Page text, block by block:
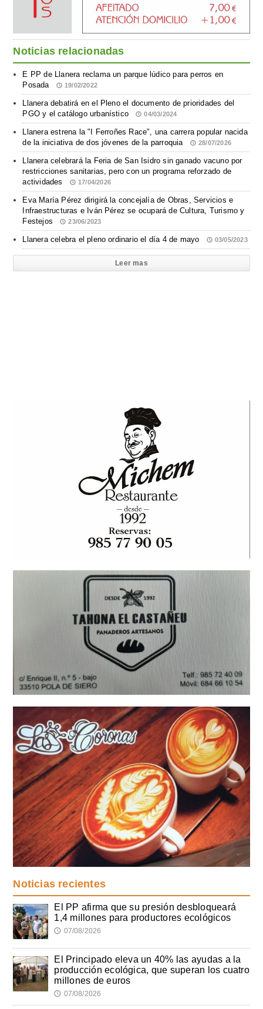
Noticias relacionadas
E PP de Llanera reclama un parque lúdico para perros en
Posada
19/02/2022
Llanera debatirá en el Pleno el documento de prioridades del
PGO y el catálogo urbanístico
04/03/2024
Llanera estrena la "I Ferroñes Race", una carrera popular nacida
de la iniciativa de dos jóvenes de la parroquia
28/07/2026
Llanera celebrará la Feria de San Isidro sin ganado vacuno por
restricciones sanitarias, pero con un programa reforzado de
actividades
17/04/2026
Eva María Pérez dirigirá la concejalía de Obras, Servicios e
Infraestructuras e Iván Pérez se ocupará de Cultura, Turismo y
Festejos
23/06/2023
Llanera celebra el pleno ordinario el día 4 de mayo 03/05/2023
Leer mas
Noticias recientes
El PP afirma que su presión desbloqueará
1,4 millones para productores ecológicos
🕔 07/08/2026
El Principado eleva un 40% las ayudas a la
producción ecológica, que superan los cuatro
millones de euros
🕔 07/08/2026